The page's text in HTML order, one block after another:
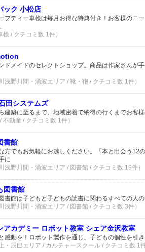
ック 小松店
フティー車検は毎月お得な特典付き！お客様のニ
検 / クチコミ数 1件）
ドメイドのセレクトショップ。商品は作家さんが
浅野川間・涌波エリア / 靴・鞄 / クチコミ数 1件）
田システムズ
建築に至るまで、地域密着で納得の行くまでお客
不動産 / クチコミ数 1件）
書館
方でもお気軽にお越しください。「本と出会う12
に
浅野川間・涌波エリア / 図書館 / クチコミ数 19件）
図書館
書館は子どもと子どもの読書に関わるすべての人の
浅野川間・涌波エリア / 図書館 / クチコミ数 3件）
アカデミー ロボット教室 シェア金沢教室
感動を！ロボット製作を通じ、子どもの個性を引き
・辰巳エリア / カルチャースクール / クチコミ数 1件